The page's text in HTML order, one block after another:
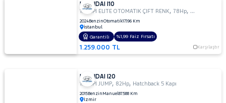
HYUNDAI I10
1.2 MPI ELITE OTOMATIK ÇIFT RENK,78Hp, Hatchback 5
2024BenzinOtomatik17.196 Km
İstanbul
1.259.000 TL Karşılaştır
Garantili %1,99 Faiz Fırsatı
HYUNDAI I20
1.2 MPI JUMP, 82Hp, Hatchback 5 Kapı
2015Benzin Manuel87.588 Km
İzmir